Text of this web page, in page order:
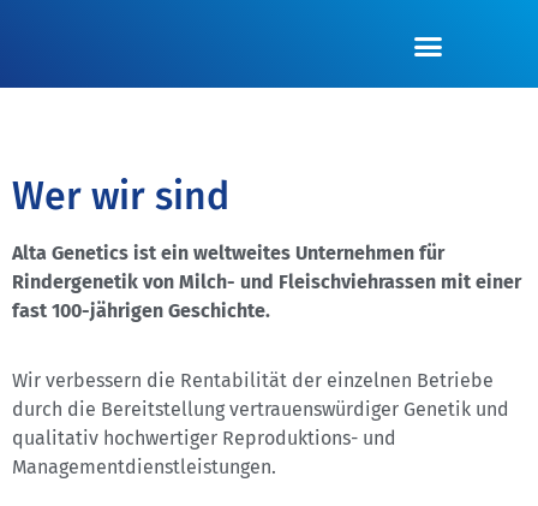
Wer wir sind
Alta Genetics ist ein weltweites Unternehmen für
Rindergenetik von Milch- und Fleischviehrassen mit einer
fast 100-jährigen Geschichte.
Wir verbessern die Rentabilität der einzelnen Betriebe
durch die Bereitstellung vertrauenswürdiger Genetik und
qualitativ hochwertiger Reproduktions- und
Managementdienstleistungen.